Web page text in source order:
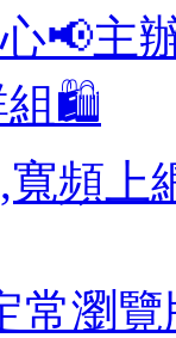
📢主
組🛍️
寬頻上
常瀏